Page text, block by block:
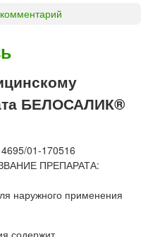
БЕЛОСАЛИК®
01-170516
ПРЕПАРАТА:
применения